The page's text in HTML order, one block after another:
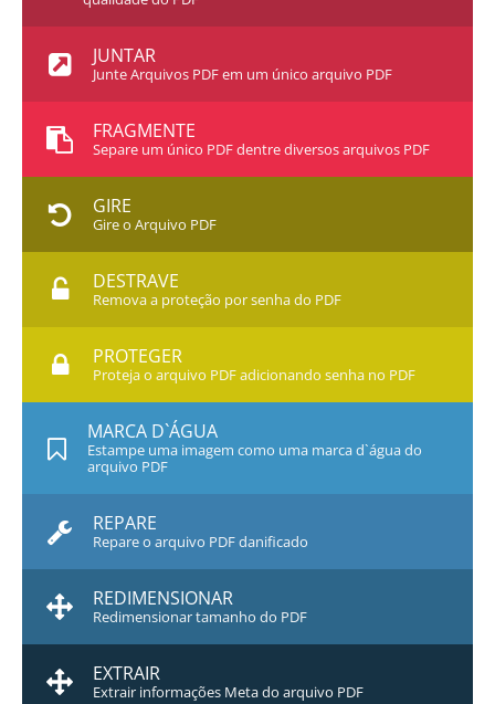
JUNTAR
Junte Arquivos PDF em um único arquivo PDF
FRAGMENTE
Separe um único PDF dentre diversos arquivos PDF
GIRE
Gire o Arquivo PDF
DESTRAVE
Remova a proteção por senha do PDF
PROTEGER
Proteja o arquivo PDF adicionando senha no PDF
MARCA D`ÁGUA
Estampe uma imagem como uma marca d`água do
arquivo PDF
REPARE
Repare o arquivo PDF danificado
REDIMENSIONAR
Redimensionar tamanho do PDF
EXTRAIR
Extrair informações Meta do arquivo PDF